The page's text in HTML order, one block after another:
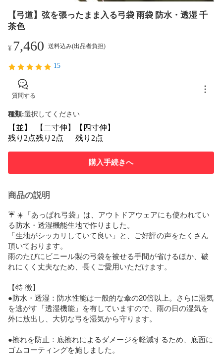
【弓道】弦を張ったまま入る弓袋 雨袋 防水・透湿 千
茶色
¥7,460 送料込み(出品者負担)
15
質問する
種類:選択してください
【並】
残り2点
【二寸伸】
残り2点
【四寸伸】
残り2点
購入手続きへ
商品の説明
​☔️ ☀️「あっぱれ弓袋」は、アウトドアウェアにも使われてい
る防水・透湿機能生地で作りました。
「生地がシッカリしていて良い」と、ご好評の声をたくさん
頂いております。
雨のたびにビニール製の弓袋を被せる手間が省けるほか、破
れにくく丈夫なため、長くご愛用いただけます。
​【特 徴】
●防水・透湿：防水性能は一般的な傘の20倍以上。さらに湿気
を逃がす「透湿機能」を有していますので、雨の日の湿気を
外に放出し、大切な弓を湿気から守ります。
●擦れを防止：底擦れによるダメージを軽減するため、底面に
ゴムコーティングを施しました。